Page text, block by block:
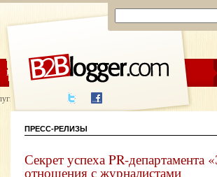
ЦЕНЫ ПОМОЩЬ
написания
ПРЕСС-РЕЛИЗЫ
Секрет успеха PR-
отношения с журналистами